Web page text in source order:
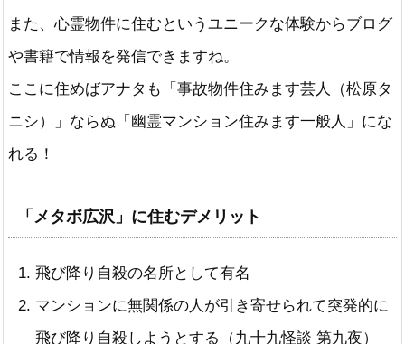
また、心霊物件に住むというユニークな体験からブログ
や書籍で情報を発信できますね。
ここに住めばアナタも「事故物件住みます芸人（松原タ
ニシ）」ならぬ「幽霊マンション住みます一般人」にな
れる！
「メタボ広沢」に住むデメリット
飛び降り自殺の名所として有名
マンションに無関係の人が引き寄せられて突発的に
飛び降り自殺しようとする（九十九怪談 第九夜）